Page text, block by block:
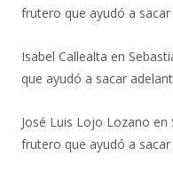
frutero que ayudó a
Isabel Callealta en
que ayudó a sacar
José Luis Lojo Lozano en
frutero que ayudó a